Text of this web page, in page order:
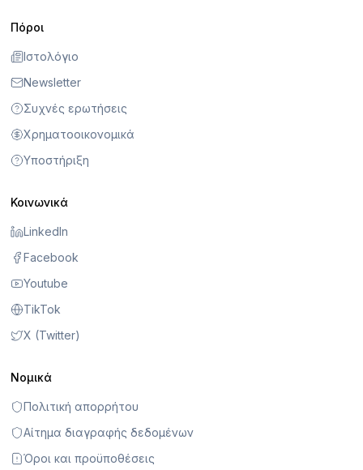
Πόροι
Ιστολόγιο
Newsletter
Συχνές ερωτήσεις
Χρηματοοικονομικά
Υποστήριξη
Κοινωνικά
LinkedIn
Facebook
Youtube
TikTok
X (Twitter)
Νομικά
Πολιτική απορρήτου
Αίτημα διαγραφής δεδομένων
Όροι και προϋποθέσεις